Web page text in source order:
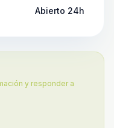
Abierto 24h
y responder a